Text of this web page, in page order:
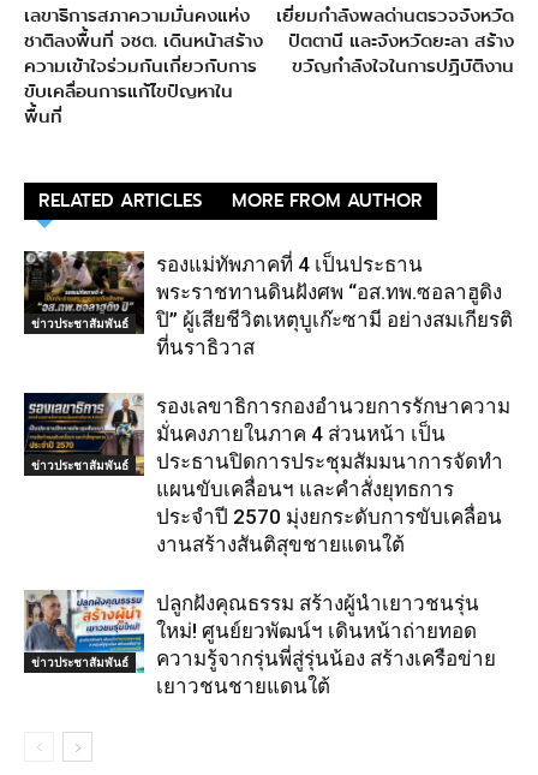
เลขาธิการสภาความมั่นคงแห่ง
ชาติลงพื้นที่ จชต. เดินหน้าสร้าง
ความเข้าใจร่วมกันเกี่ยวกับการ
ขับเคลื่อนการแก้ไขปัญหาใน
พื้นที่
เยี่ยมกำลังพลด่านตรวจจังหวัด
ปัตตานี และจังหวัดยะลา สร้าง
ขวัญกำลังใจในการปฏิบัติงาน
RELATED ARTICLES MORE FROM AUTHOR
ข่าวประชาสัมพันธ์
รองแม่ทัพภาคที่ 4 เป็นประธาน
พระราชทานดินฝังศพ “อส.ทพ.ซอลาฮูดิง
ปิ” ผู้เสียชีวิตเหตุบูเก๊ะซามี อย่างสมเกียรติ
ที่นราธิวาส
ข่าวประชาสัมพันธ์
รองเลขาธิการกองอำนวยการรักษาความ
มั่นคงภายในภาค 4 ส่วนหน้า เป็น
ประธานปิดการประชุมสัมมนาการจัดทำ
แผนขับเคลื่อนฯ และคำสั่งยุทธการ
ประจำปี 2570 มุ่งยกระดับการขับเคลื่อน
งานสร้างสันติสุขชายแดนใต้
ข่าวประชาสัมพันธ์
ปลูกฝังคุณธรรม สร้างผู้นำเยาวชนรุ่น
ใหม่! ศูนย์ยวพัฒน์ฯ เดินหน้าถ่ายทอด
ความรู้จากรุ่นพี่สู่รุ่นน้อง สร้างเครือข่าย
เยาวชนชายแดนใต้